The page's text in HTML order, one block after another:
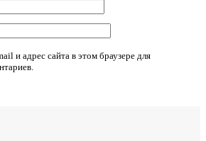
и адрес сайта в этом браузере для